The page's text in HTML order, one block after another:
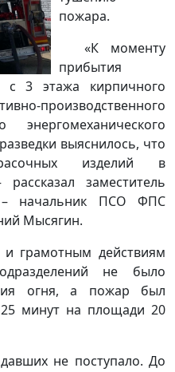
пожара.
«К моменту
прибытия
3 этажа кирпичного
производственного
энергомеханического
выяснилось, что
изделий в
заместитель
– начальник ПСО ФПС
Мысягин.
грамотным действиям
не было
огня, а пожар был
25 минут на площади 20
не поступало. До